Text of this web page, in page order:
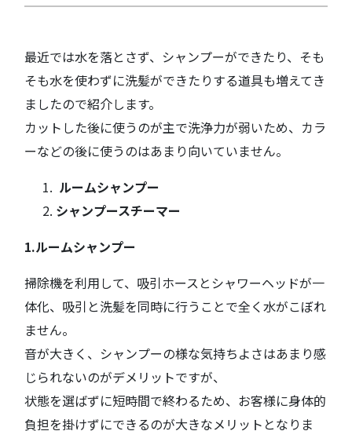
最近では水を落とさず、シャンプーができたり、そも
そも水を使わずに洗髪ができたりする道具も増えてき
ましたので紹介します。
カットした後に使うのが主で洗浄力が弱いため、カラ
ーなどの後に使うのはあまり向いていません。
ルームシャンプー
シャンプースチーマー
1.ルームシャンプー
掃除機を利用して、吸引ホースとシャワーヘッドが一
体化、吸引と洗髪を同時に行うことで全く水がこぼれ
ません。
音が大きく、シャンプーの様な気持ちよさはあまり感
じられないのがデメリットですが、
状態を選ばずに短時間で終わるため、お客様に身体的
負担を掛けずにできるのが大きなメリットとなりま